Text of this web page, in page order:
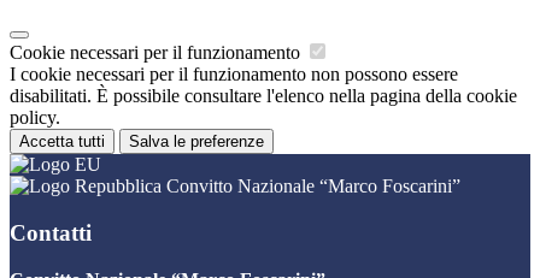
Cookie necessari per il funzionamento
I cookie necessari per il funzionamento non possono essere
disabilitati. È possibile consultare l'elenco nella pagina della cookie
policy.
Accetta tutti Salva le preferenze
Convitto Nazionale “Marco Foscarini”
Contatti